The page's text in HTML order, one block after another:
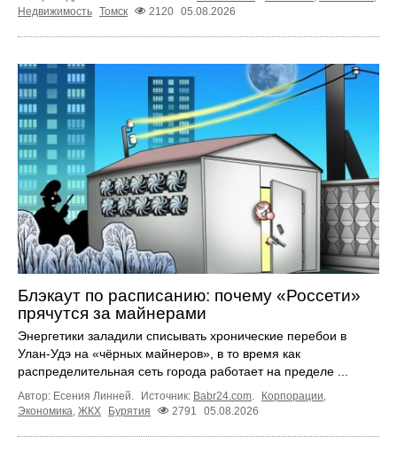
Недвижимость Томск 2120 05.08.2026
Блэкаут по расписанию: почему «Россети»
прячутся за майнерами
Энергетики заладили списывать хронические перебои в
Улан-Удэ на «чёрных майнеров», в то время как
распределительная сеть города работает на пределе ...
Автор: Есения Линней. Источник: Babr24.com. Корпорации,
Экономика, ЖКХ Бурятия 2791 05.08.2026